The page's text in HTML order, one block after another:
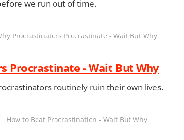
we run out of time.
Procrastinators Procrastinate - Wait But Why
Procrastinate - Wait But Why
routinely ruin their own lives.
How to Beat Procrastination - Wait But Why